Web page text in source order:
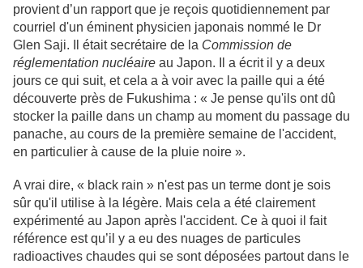
provient d’un rapport que je reçois quotidiennement par
courriel d'un éminent physicien japonais nommé le Dr
Glen Saji. Il était secrétaire de la Commission de
réglementation nucléaire au Japon. Il a écrit il y a deux
jours ce qui suit, et cela a à voir avec la paille qui a été
découverte près de Fukushima : « Je pense qu'ils ont dû
stocker la paille dans un champ au moment du passage du
panache, au cours de la première semaine de l'accident,
en particulier à cause de la pluie noire ».
A vrai dire, « black rain » n'est pas un terme dont je sois
sûr qu'il utilise à la légère. Mais cela a été clairement
expérimenté au Japon après l'accident. Ce à quoi il fait
référence est qu’il y a eu des nuages ​​de particules
radioactives chaudes qui se sont déposées partout dans le